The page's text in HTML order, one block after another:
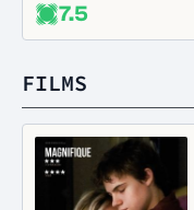
7.5
FILMS